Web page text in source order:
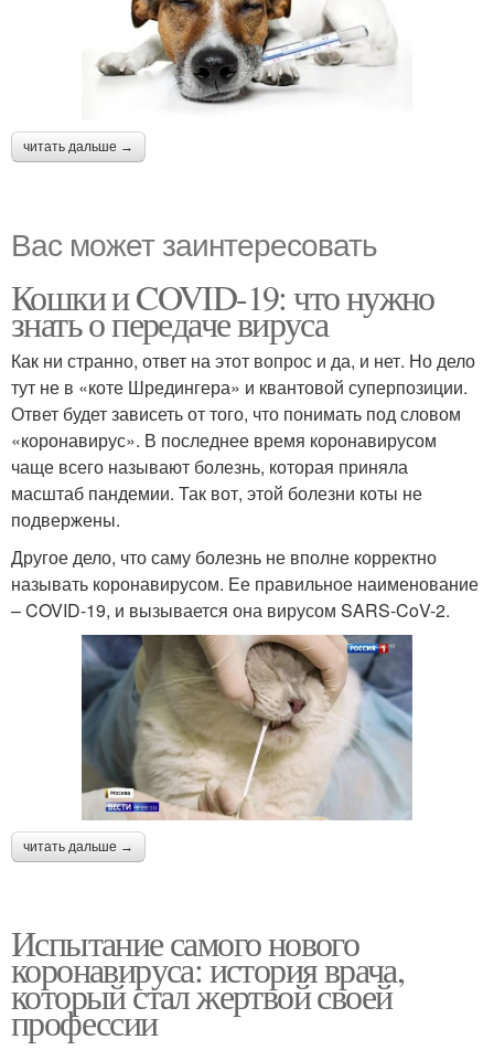
читать дальше →
Вас может заинтересовать
Кошки и COVID-19: что нужно
знать о передаче вируса
Как ни странно, ответ на этот вопрос и да, и нет. Но дело
тут не в «коте Шредингера» и квантовой суперпозиции.
Ответ будет зависеть от того, что понимать под словом
«коронавирус». В последнее время коронавирусом
чаще всего называют болезнь, которая приняла
масштаб пандемии. Так вот, этой болезни коты не
подвержены.
Другое дело, что саму болезнь не вполне корректно
называть коронавирусом. Ее правильное наименование
– COVID-19, и вызывается она вирусом SARS-CoV-2.
читать дальше →
Испытание самого нового
коронавируса: история врача,
который стал жертвой своей
профессии